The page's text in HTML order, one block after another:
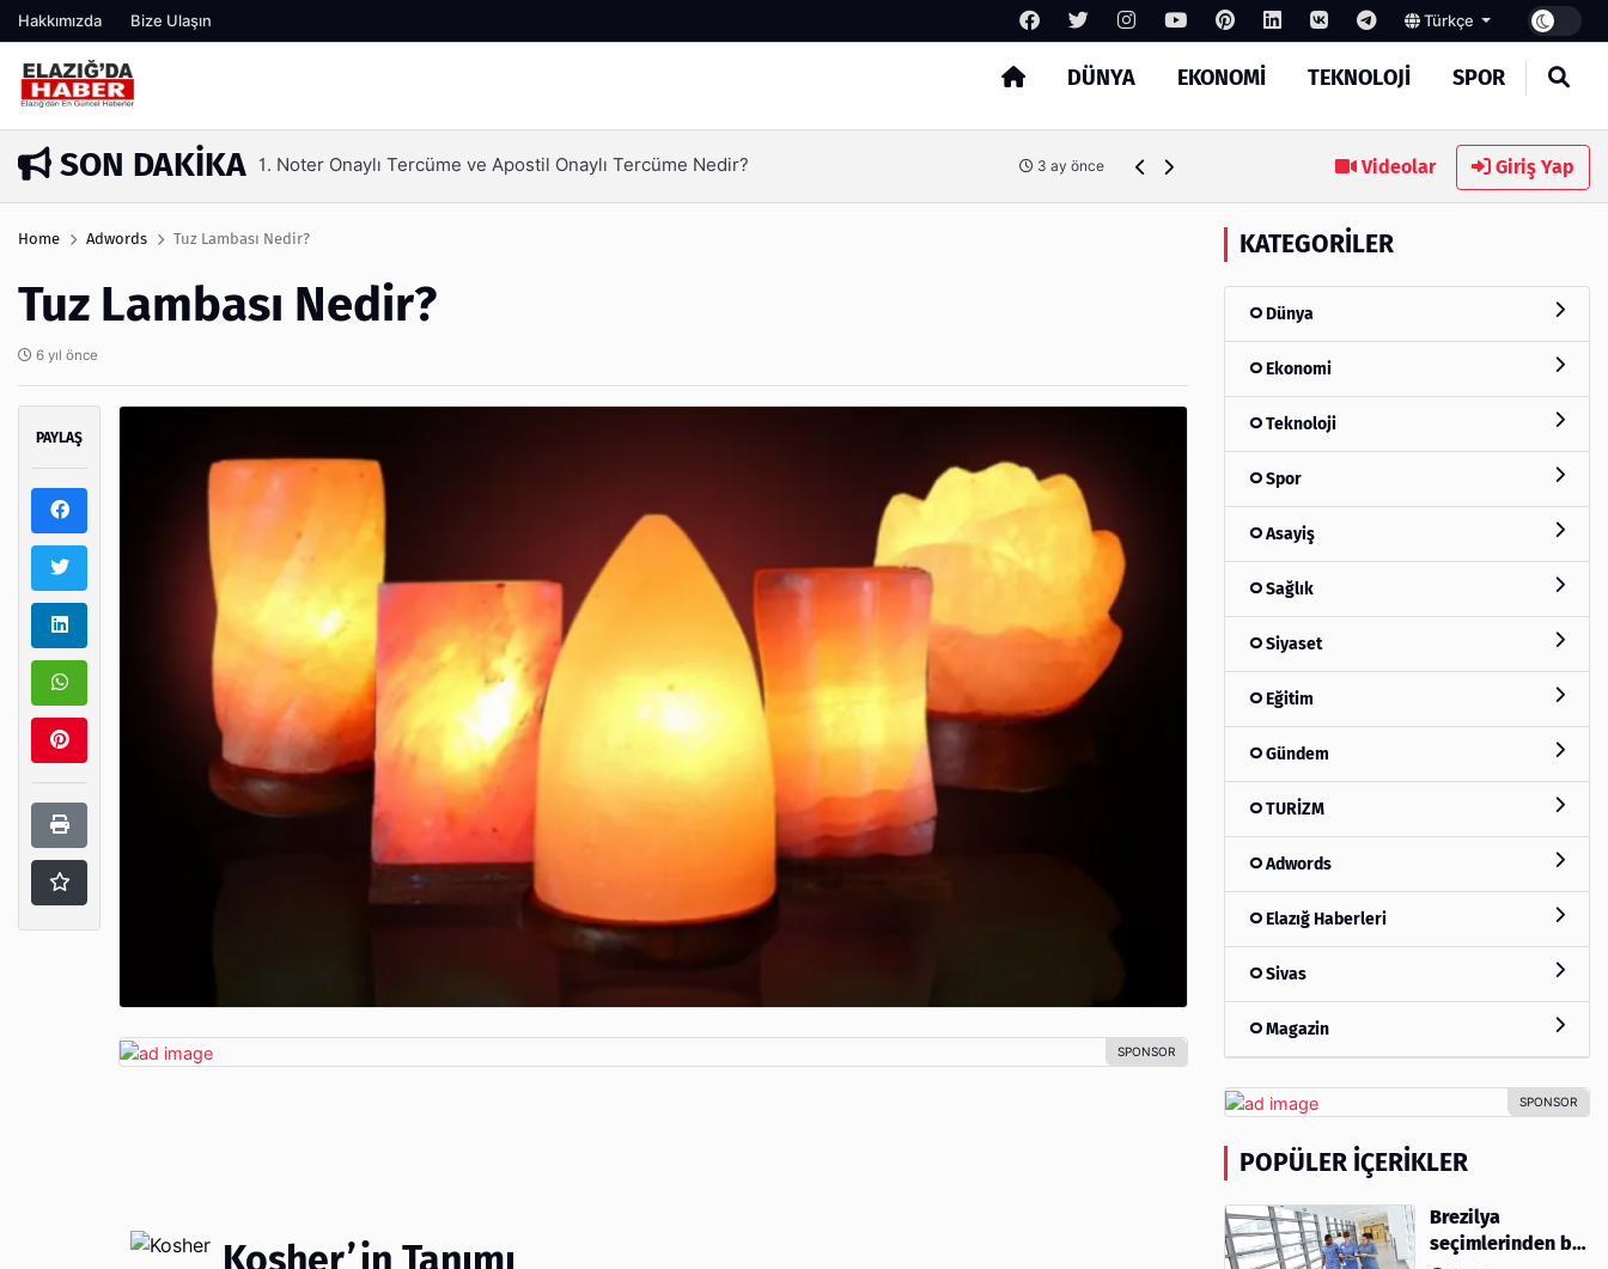
Hakkımızda Bize Ulaşın Türkçe
DÜNYA EKONOMI TEKNOLOJI SPOR
Arama
SON DAKIKA
3 ay önce Kaş Laminasyonu Nedir ve Neden Tercih Edilir? 4 ay önce Videolar Giriş Yap
Home Adwords Tuz Lambası Nedir?
Tuz Lambası Nedir?
6 yıl önce
PAYLAŞ
Kosher’in Tanımı
KATEGORILER
Dünya
Ekonomi
Teknoloji
Spor
Asayiş
Sağlık
Siyaset
Eğitim
Gündem
TURİZM
Adwords
Elazığ Haberleri
Sivas
Magazin
POPÜLER İÇERIKLER
Brezilya
seçimlerinden bu